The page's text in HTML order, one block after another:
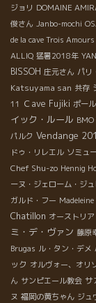
ジョリ DOMAINE
俊さん Janbo-mochi
de la cave Trois Amours
ALLIQ 猛暑2018年
BISSOH 庄元さん パリ
Katsuyama san 共存
11 Ｃave Fujiki ポー
イック・ルール
パルク Vendange
ドゥ・リレエル ソミュ
Chef Shu-zo Hennig
ーヌ・ジェローム・ジュ
ガルド・フー
Chatillon オーストリア
ミ・デ・ヴァン 藤原
Brugas ル・タン・デメ
ック オルヴォー、オリ
ん サンピエール教会 サ
ヌ 福岡の黄ちゃん ジュ